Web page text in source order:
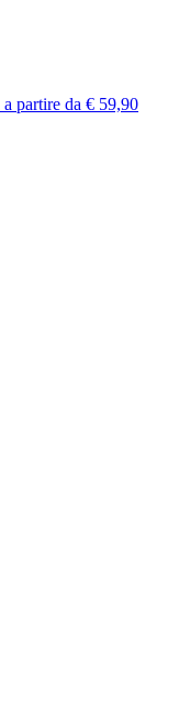
a partire da € 59,90